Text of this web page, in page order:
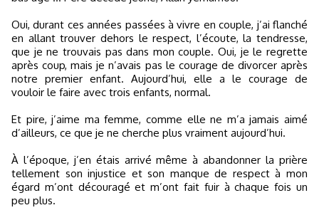
Oui, durant ces années passées à vivre en couple, j’ai flanché
en allant trouver dehors le respect, l’écoute, la tendresse,
que je ne trouvais pas dans mon couple. Oui, je le regrette
après coup, mais je n’avais pas le courage de divorcer après
notre premier enfant. Aujourd’hui, elle a le courage de
vouloir le faire avec trois enfants, normal.
Et pire, j’aime ma femme, comme elle ne m’a jamais aimé
d’ailleurs, ce que je ne cherche plus vraiment aujourd’hui.
À l’époque, j’en étais arrivé même à abandonner la prière
tellement son injustice et son manque de respect à mon
égard m’ont découragé et m’ont fait fuir à chaque fois un
peu plus.